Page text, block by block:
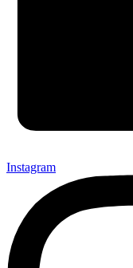
Instagram